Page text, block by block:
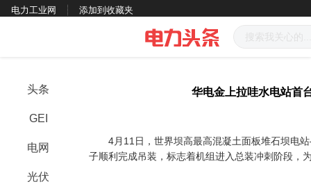
电力工业网 添加到收藏夹
头条
GEI
电网
光伏
华电金上拉哇水电站首
4月11日，世界坝高最高混凝土面板堆石坝电
子顺利完成吊装，标志着机组进入总装冲刺阶段，